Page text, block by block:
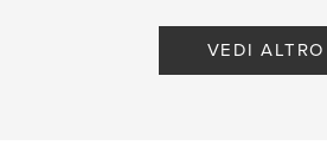
VEDI ALTRO